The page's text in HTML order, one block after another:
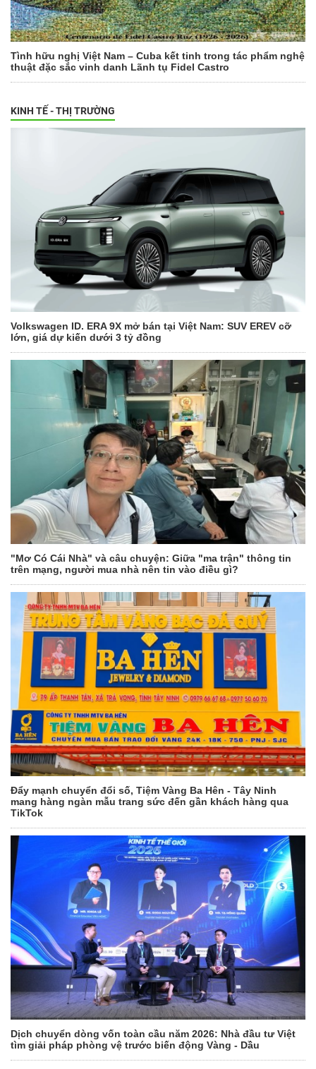
Tình hữu nghị Việt Nam – Cuba kết tinh trong tác phẩm nghệ
thuật đặc sắc vinh danh Lãnh tụ Fidel Castro
KINH TẾ - THỊ TRƯỜNG
Volkswagen ID. ERA 9X mở bán tại Việt Nam: SUV EREV cỡ
lớn, giá dự kiến dưới 3 tỷ đồng
"Mơ Có Cái Nhà" và câu chuyện: Giữa "ma trận" thông tin
trên mạng, người mua nhà nên tin vào điều gì?
Đẩy mạnh chuyển đổi số, Tiệm Vàng Ba Hên - Tây Ninh
mang hàng ngàn mẫu trang sức đến gần khách hàng qua
TikTok
Dịch chuyển dòng vốn toàn cầu năm 2026: Nhà đầu tư Việt
tìm giải pháp phòng vệ trước biến động Vàng - Dầu